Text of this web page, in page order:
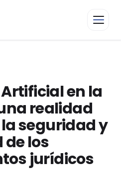
en la
realidad
seguridad y
los
jurídicos